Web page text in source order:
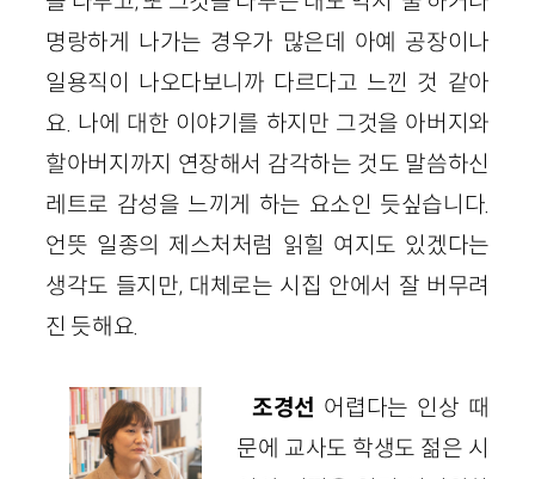
명랑하게 나가는 경우가 많은데 아예 공장이나
일용직이 나오다보니까 다르다고 느낀 것 같아
요. 나에 대한 이야기를 하지만 그것을 아버지와
할아버지까지 연장해서 감각하는 것도 말씀하신
레트로 감성을 느끼게 하는 요소인 듯싶습니다.
언뜻 일종의 제스처처럼 읽힐 여지도 있겠다는
생각도 들지만, 대체로는 시집 안에서 잘 버무려
진 듯해요.
조경선 어렵다는 인상 때
문에 교사도 학생도 젊은 시